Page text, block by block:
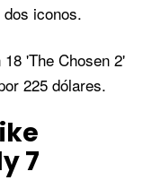
iconos.
'The Chosen 2'
225 dólares.
7